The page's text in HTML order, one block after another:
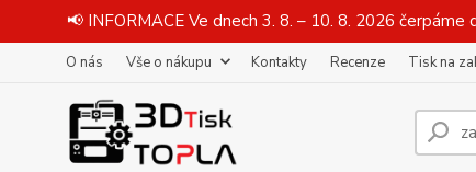
📢 INFORMACE Ve dnech 3. 8. – 10. 8. 2026
O nás Vše o nákupu Kontakty Recenze Tisk na